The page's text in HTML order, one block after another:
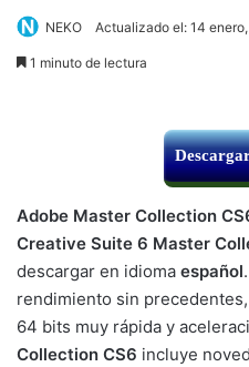
NEKO Actualizado el: 14
1 minuto de lectura
Adobe Master Collection
Creative Suite 6 Master
descargar en idioma español
rendimiento sin
64 bits muy rápida y
Collection CS6 incluye